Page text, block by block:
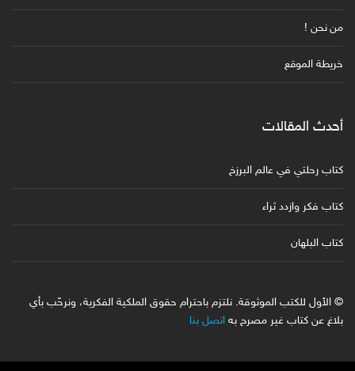
من نحن !
خريطة الموقع
أحدث المقالات
كتاب رحلتي في عالم البرزخ
كتاب فكر وازدد ثراء
كتاب البلهان
© الأول للكتب الموثوقة. نلتزم باحترام حقوق الملكية الفكرية، ونرحّب بأي
بلاغ عن كتاب غير مصرح به اتصل بنا